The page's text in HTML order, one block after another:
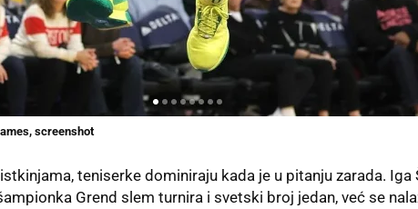
screenshot
teniserke dominiraju kada je u pitanju zarada. Iga
Grend slem turnira i svetski broj jedan, već se